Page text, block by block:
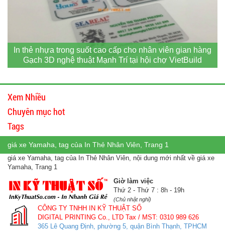
In thẻ nhựa trong suốt cao cấp cho nhân viên gian hàng
Gạch 3D nghệ thuật Mạnh Trí tại hội chợ VietBuild
Xem Nhiều
Chuyên mục hot
Tags
giá xe Yamaha, tag của In Thẻ Nhân Viên, Trang 1
giá xe Yamaha, tag của In Thẻ Nhân Viên, nội dung mới nhất về giá xe
Yamaha, Trang 1
Giờ làm việc
Thứ 2 - Thứ 7 : 8h - 19h
(Chủ nhật nghỉ)
CÔNG TY TNHH IN KỸ THUẬT SỐ
DIGITAL PRINTING Co., LTD Tax / MST: 0310 989 626
365 Lê Quang Định, phường 5, quận Bình Thạnh, TPHCM